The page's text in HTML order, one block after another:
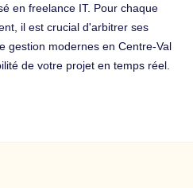
en freelance IT. Pour chaque
il est crucial d'arbitrer ses
gestion modernes en Centre-Val
de votre projet en temps réel.